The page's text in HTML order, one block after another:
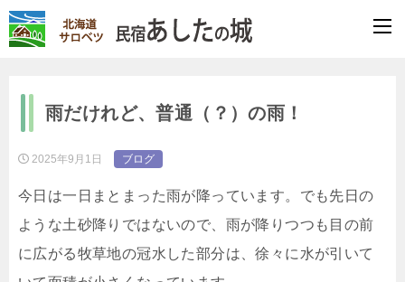
雨だけれど、普通（？）の雨！
2025年9月1日 ブログ
今日は一日まとまった雨が降っています。でも先日の
ような土砂降りではないので、雨が降りつつも目の前
に広がる牧草地の冠水した部分は、徐々に水が引いて